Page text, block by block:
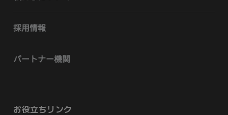
採用情報
パートナー機関
お役立ちリンク